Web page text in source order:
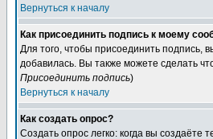
Вернуться к началу
Как присоединить подпись к моему
Для того, чтобы присоединить подпись,
добавилась. Вы также можете сделать
Присоединить подпись)
Вернуться к началу
Как создать опрос?
Создать опрос легко: когда вы